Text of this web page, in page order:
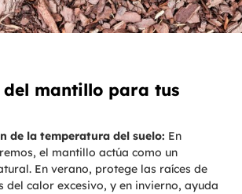
del mantillo para tus
de la temperatura del suelo: En
el mantillo actúa como un
En verano, protege las raíces de
del calor excesivo, y en invierno, ayuda